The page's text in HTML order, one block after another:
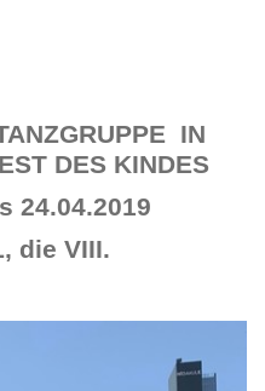
IN
DES KINDES
24.04.2019
die VIII.